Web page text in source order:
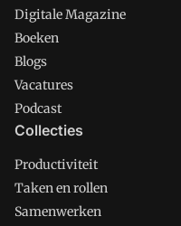
Digitale Magazine
Boeken
Blogs
Vacatures
Podcast
Collecties
Productiviteit
Taken en rollen
Samenwerken